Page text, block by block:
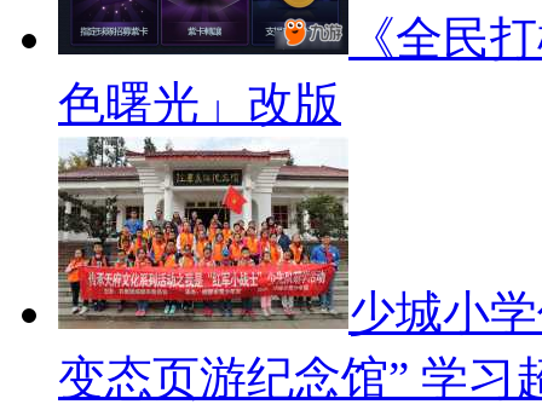
《全民
色曙光」改版
少城小
变态页游纪念馆” 学习